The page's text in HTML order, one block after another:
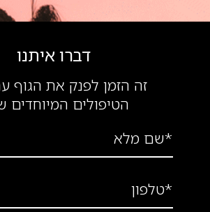
דברו איתנו
זה הזמן לפנק את הגוף
הטיפולים המיוחדים
*שם מלא
*טלפון